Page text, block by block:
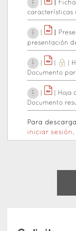
características
presentación
Documento
Hoja
Documento
Para
iniciar sesión .